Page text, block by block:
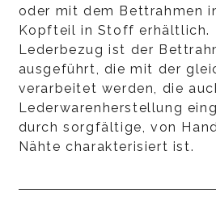
oder mit dem Bettrahmen
Kopfteil in Stoff erhältlich.
Lederbezug ist der
ausgeführt, die mit der
verarbeitet werden, die
Lederwarenherstellung
durch sorgfältige, von
Nähte charakterisiert ist.